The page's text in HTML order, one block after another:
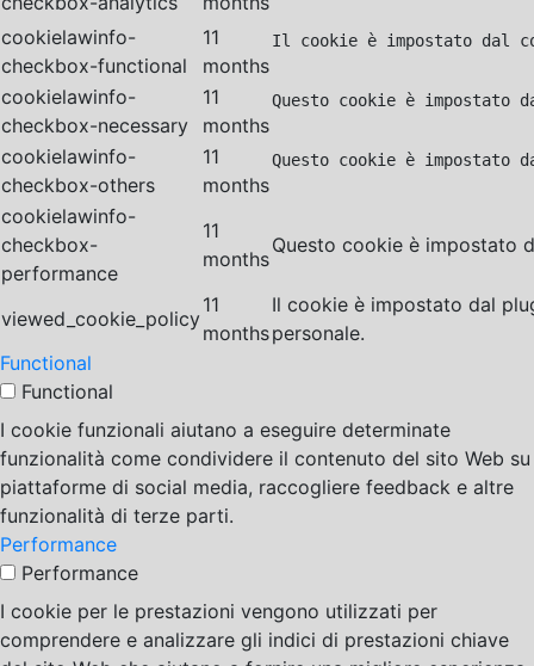
cookielawinfo-
checkbox-functional
11
months
Il cookie è impostato dal
cookielawinfo-
checkbox-necessary
11
months
Questo cookie è impostato
cookielawinfo-
checkbox-others
11
months
Questo cookie è
cookielawinfo-
checkbox-
performance
11
months
Questo cookie è impostato
viewed_cookie_policy
11
months
Il cookie è impostato dal
personale.
Functional
Functional
I cookie funzionali aiutano a eseguire determinate
funzionalità come condividere il contenuto del sito Web su
piattaforme di social media, raccogliere feedback e altre
funzionalità di terze parti.
Performance
Performance
I cookie per le prestazioni vengono utilizzati per
comprendere e analizzare gli indici di prestazioni chiave